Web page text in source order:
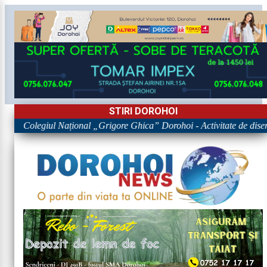
STIRI DOROHOI
Național „Grigore Ghica” Dorohoi - Activitate de diseminare